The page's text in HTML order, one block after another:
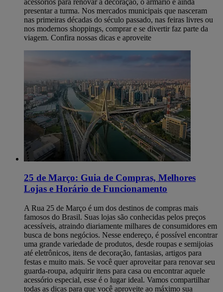
presentar a turma. Nos mercados municipais que nasceram
nas primeiras décadas do século passado, nas feiras livres ou
nos modernos shoppings, comprar e se divertir faz parte da
viagem. Confira nossas dicas e aproveite
25 de Março: Guia de Compras, Melhores
Lojas e Horário de Funcionamento
A Rua 25 de Março é um dos destinos de compras mais
famosos do Brasil. Suas lojas são conhecidas pelos preços
acessíveis, atraindo diariamente milhares de consumidores em
busca de bons negócios. Nesse endereço, é possível encontrar
uma grande variedade de produtos, desde roupas e semijoias
até eletrônicos, itens de decoração, fantasias, artigos para
festas e muito mais. Se você quer aproveitar para renovar seu
guarda-roupa, adquirir itens para casa ou encontrar aquele
acessório especial, esse é o lugar ideal. Vamos compartilhar
todas as dicas para que você aproveite ao máximo sua